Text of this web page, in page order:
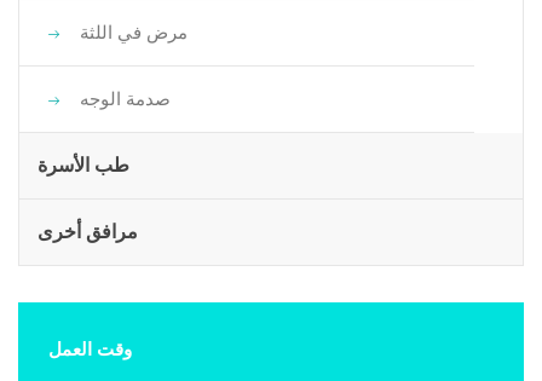
مرض في اللثة
صدمة الوجه
طب الأسرة
مرافق أخرى
وقت العمل